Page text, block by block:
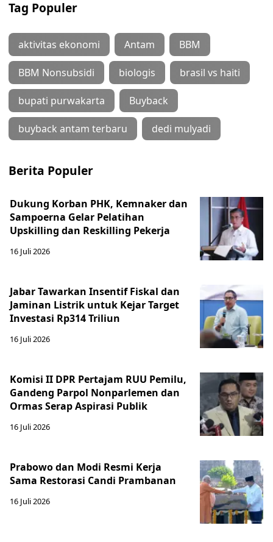
Tag Populer
aktivitas ekonomi Antam BBM
BBM Nonsubsidi biologis brasil vs haiti
bupati purwakarta Buyback
buyback antam terbaru dedi mulyadi
Berita Populer
Dukung Korban PHK, Kemnaker dan
Sampoerna Gelar Pelatihan
Upskilling dan Reskilling Pekerja
16 Juli 2026
Jabar Tawarkan Insentif Fiskal dan
Jaminan Listrik untuk Kejar Target
Investasi Rp314 Triliun
16 Juli 2026
Komisi II DPR Pertajam RUU Pemilu,
Gandeng Parpol Nonparlemen dan
Ormas Serap Aspirasi Publik
16 Juli 2026
Prabowo dan Modi Resmi Kerja
Sama Restorasi Candi Prambanan
16 Juli 2026